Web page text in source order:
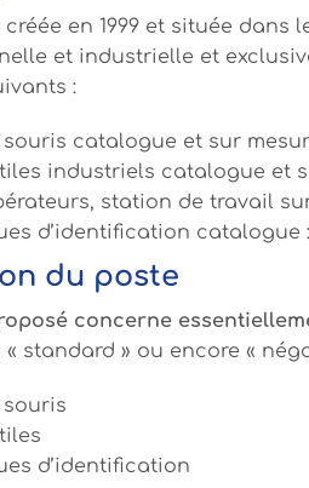
créée en 1999 et située
et industrielle et
:
souris catalogue et sur
industriels catalogue et
station de travail
d’identification catalogue
du poste
concerne
« standard » ou encore «
souris
d’identification